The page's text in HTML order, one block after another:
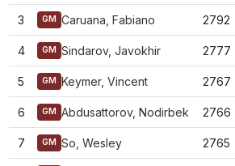
3 GM Caruana, Fabiano 2792
4 GM Sindarov, Javokhir 2777
5 GM Keymer, Vincent 2767
6 GM Abdusattorov, Nodirbek 2766
7 GM So, Wesley 2765